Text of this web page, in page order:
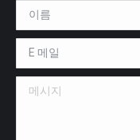
이름 *
E 메일 *
메시지